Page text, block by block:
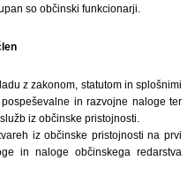
so občinski funkcionarji.
z zakonom, statutom in splošnimi
in razvojne naloge ter
iz občinske pristojnosti.
iz občinske pristojnosti na prvi
in naloge občinskega redarstva